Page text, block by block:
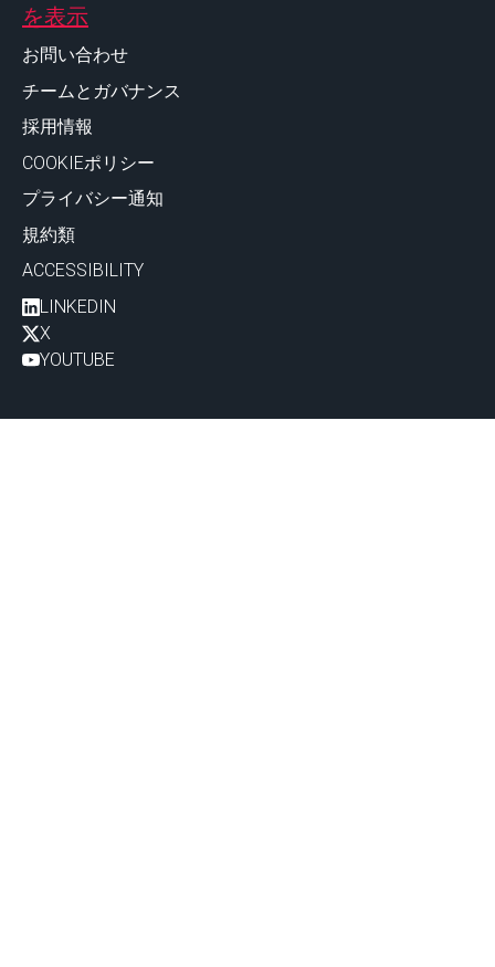
を表示
お問い合わせ
チームとガバナンス
採用情報
COOKIEポリシー
プライバシー通知
規約類
ACCESSIBILITY
LINKEDIN
X
YOUTUBE